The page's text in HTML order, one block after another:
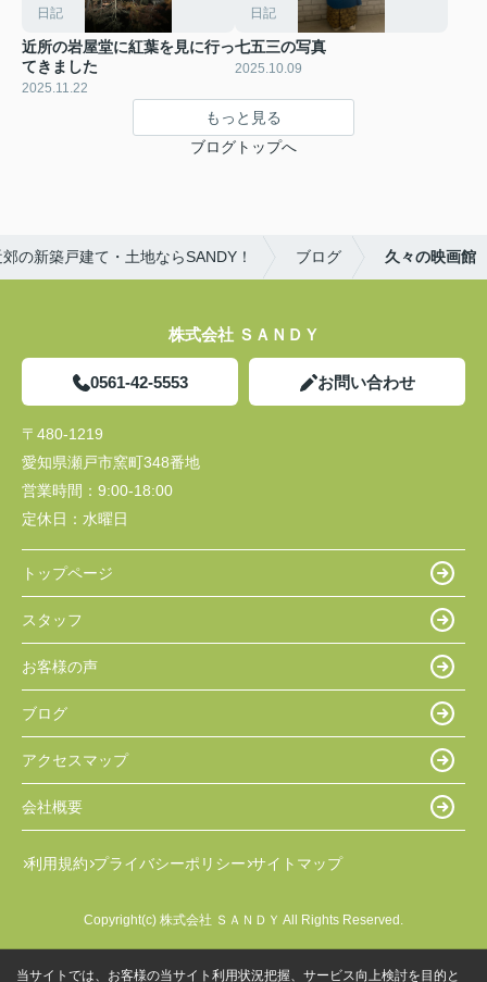
日記
近所の岩屋堂に紅葉を見に行っ
てきました
2025.11.22
日記
七五三の写真
2025.10.09
もっと見る
ブログトップへ
の新築戸建て・土地ならSANDY！ ブログ 久々の映画館
株式会社 ＳＡＮＤＹ
0561-42-5553 お問い合わせ
〒480-1219
愛知県瀬戸市窯町348番地
営業時間： 9:00-18:00
定休日： 水曜日
トップページ
スタッフ
お客様の声
ブログ
アクセスマップ
会社概要
利用規約 プライバシーポリシー サイトマップ
Copyright(c) 株式会社 ＳＡＮＤＹ All Rights Reserved.
当サイトでは、お客様の当サイト利用状況把握、サービス向上検討を目的と